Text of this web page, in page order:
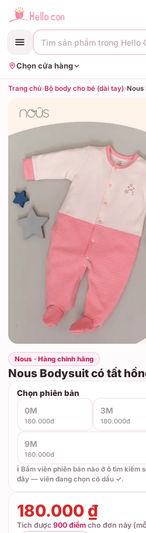
Tìm sản phẩm trong Hello
Chọn cửa hàng
Trang chủ›Bộ body cho bé (dài tay)›Nous
Nous · Hàng chính hãng
Nous Bodysuit có tất
Chọn phiên bản
0M
180.000đ
3M
180.000đ
9M
180.000đ
ℹ️ Bấm viên phiên bản nào ở ô tìm kiếm
đây — viên đang chọn có dấu ✓.
180.000 ₫
Tích được 900 điểm cho đơn này